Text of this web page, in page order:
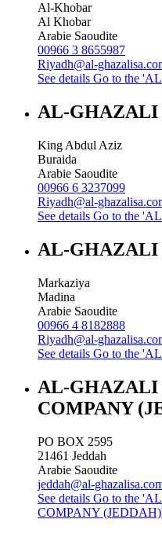
Al-Khobar
Al Khobar
Arabie Saoudite
00966 3 8655987
Riyadh@al-
See details Go to the
AL-GHAZALI
King Abdul Aziz
Buraida
Arabie Saoudite
00966 6 3237099
Riyadh@al-
See details Go to the
AL-GHAZALI
Markaziya
Madina
Arabie Saoudite
00966 4 8182888
Riyadh@al-
See details Go to the
AL-GHAZALI
COMPANY
PO BOX 2595
21461 Jeddah
Arabie Saoudite
jeddah@al-
See details Go to the
COMPANY